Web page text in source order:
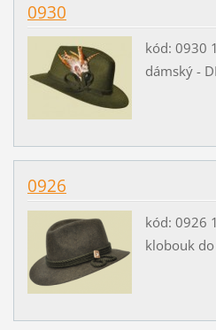
0930
kód: 0930
dámský -
0926
kód: 0926
klobouk do